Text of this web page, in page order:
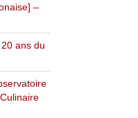
–
ans du